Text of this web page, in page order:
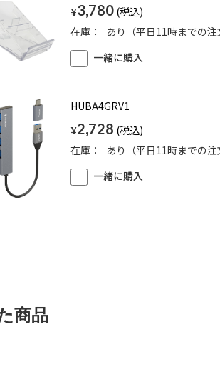
¥3,780
在庫：
あり（平日11時までの注
一緒に購入
HUBA4GRV1
¥2,728
在庫：
あり（平日11時までの注
一緒に購入
商品